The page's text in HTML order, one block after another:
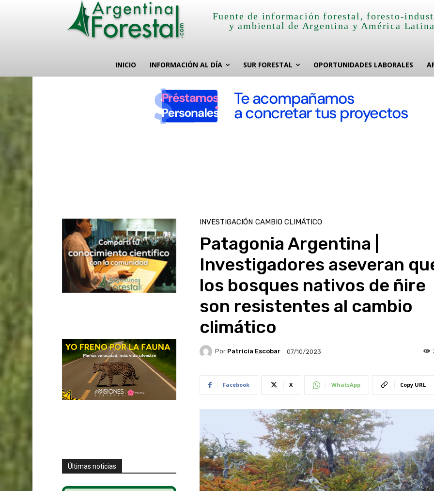
Fuente de información forestal, foresto-
y ambiental de Argentina y América
INICIO INFORMACIÓN AL DÍA SUR FORESTAL OPORTUNIDADES LABORALES
Últimas noticias
INVESTIGACIÓN CAMBIO CLIMÁTICO
Patagonia Argentina |
Investigadores aseveran
los bosques nativos de ñire
son resistentes al cambio
climático
Por Patricia Escobar 07/10/2023
Facebook X WhatsApp Copy URL